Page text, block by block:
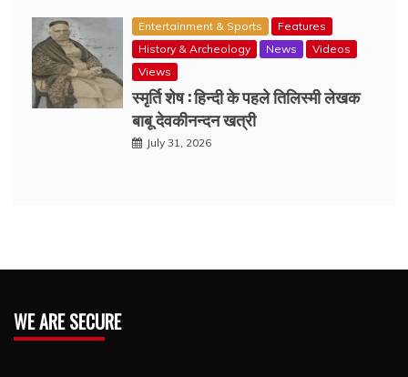
Entertainment & Sports
Features
History & Archeology
News
Videos
Views
स्मृर्ति शेष : हिन्दी के पहले तिलिस्मी लेखक
बाबू देवकीनन्दन खत्री
July 31, 2026
WE ARE SECURE